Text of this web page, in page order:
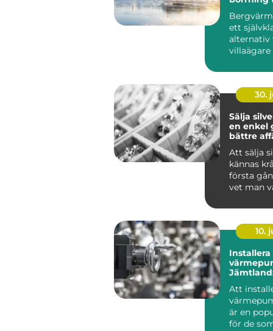
ett
alternativ
villaägare
30.
Sälja
en enkel
bättre
Att sälja
kännas
första
vet man
m...
10.
Installera
Att
är en
för de